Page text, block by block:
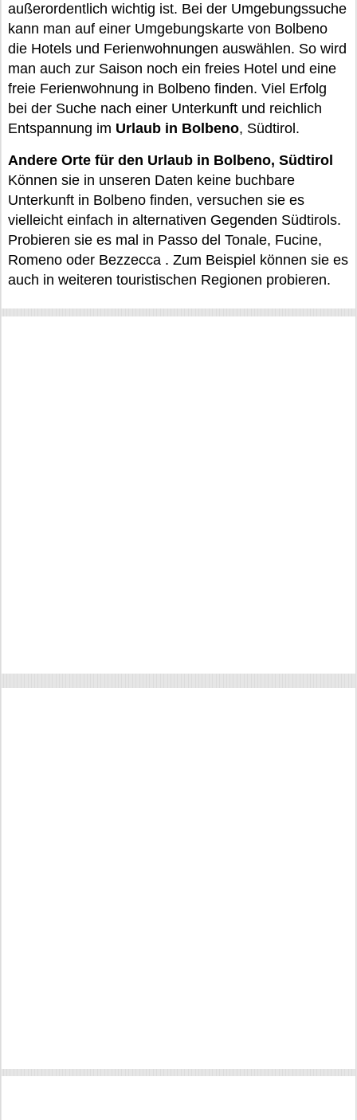
außerordentlich wichtig ist. Bei der Umgebungssuche
kann man auf einer Umgebungskarte von Bolbeno
die Hotels und Ferienwohnungen auswählen. So wird
man auch zur Saison noch ein freies Hotel und eine
freie Ferienwohnung in Bolbeno finden. Viel Erfolg
bei der Suche nach einer Unterkunft und reichlich
Entspannung im Urlaub in Bolbeno, Südtirol.
Andere Orte für den Urlaub in Bolbeno, Südtirol
Können sie in unseren Daten keine buchbare
Unterkunft in Bolbeno finden, versuchen sie es
vielleicht einfach in alternativen Gegenden Südtirols.
Probieren sie es mal in Passo del Tonale, Fucine,
Romeno oder Bezzecca . Zum Beispiel können sie es
auch in weiteren touristischen Regionen probieren.